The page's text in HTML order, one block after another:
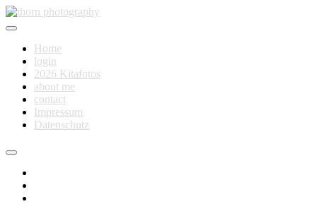
Skip
to
thorn photography
Fotografie für Dich
Home
login
2026 Kitafotos
about me
contact
Impressum
Datenschutz